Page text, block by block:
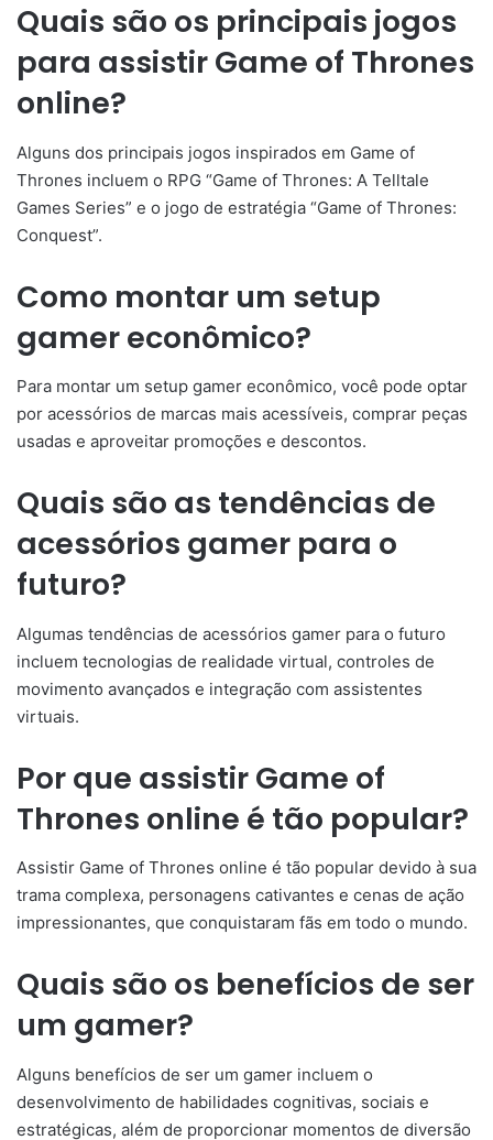
Quais são os principais jogos
para assistir Game of Thrones
online?
Alguns dos principais jogos inspirados em Game of
Thrones incluem o RPG “Game of Thrones: A Telltale
Games Series” e o jogo de estratégia “Game of Thrones:
Conquest”.
Como montar um setup
gamer econômico?
Para montar um setup gamer econômico, você pode optar
por acessórios de marcas mais acessíveis, comprar peças
usadas e aproveitar promoções e descontos.
Quais são as tendências de
acessórios gamer para o
futuro?
Algumas tendências de acessórios gamer para o futuro
incluem tecnologias de realidade virtual, controles de
movimento avançados e integração com assistentes
virtuais.
Por que assistir Game of
Thrones online é tão popular?
Assistir Game of Thrones online é tão popular devido à sua
trama complexa, personagens cativantes e cenas de ação
impressionantes, que conquistaram fãs em todo o mundo.
Quais são os benefícios de ser
um gamer?
Alguns benefícios de ser um gamer incluem o
desenvolvimento de habilidades cognitivas, sociais e
estratégicas, além de proporcionar momentos de diversão